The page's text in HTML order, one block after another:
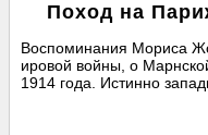
Поход на
Воспоминания Мориса
ировой войны, о
1914 года. Истинно